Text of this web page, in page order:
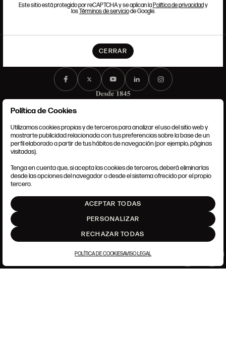
Este sitio está protegido por reCAPTCHA y se aplican laPolítica de privacidady
losTérminos de serviciode Google.
CERRAR
TÉRMINOS Y CONDICIONES
POLÍTICA DE COOKIES
AJUSTE DE COOKIES
Política de Cookies
Utilizamos cookies propias y de terceros para analizar el uso del sitio web y
mostrarte publicidad relacionada con tus preferencias sobre la base de un
perfil elaborado a partir de tus hábitos de navegación (por ejemplo, páginas
visitadas).
Tenga en cuenta que, si acepta las cookies de terceros, deberá eliminarlas
desde las opciones del navegador o desde el sistema ofrecido por el propio
tercero.
ACEPTAR TODAS
PERSONALIZAR
RECHAZAR TODAS
POLÍTICA DE COOKIESAVISO LEGAL